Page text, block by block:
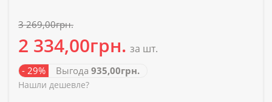
3 269,00грн.
2 334,00грн. за шт.
- 29% Выгода 935,00грн.
Нашли дешевле?